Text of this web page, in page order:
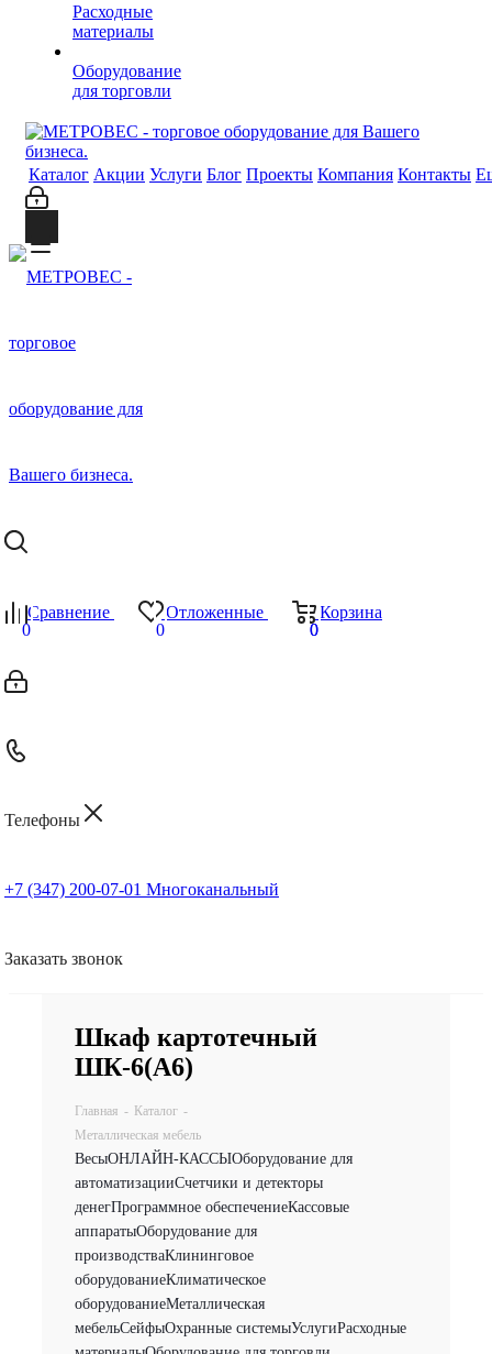
Расходные
материалы
Оборудование
для торговли
Каталог Акции Услуги Блог Проекты Компания Контакты
Сравнение
0
Отложенные
0
Корзина
0
0
Телефоны
+7 (347) 200-07-01 Многоканальный
Заказать звонок
Шкаф картотечный
ШК-6(A6)
Главная - Каталог -
Металлическая мебель
ВесыОНЛАЙН-КАССЫОборудование для
автоматизацииСчетчики и детекторы
денегПрограммное обеспечениеКассовые
аппаратыОборудование для
производстваКлининговое
оборудованиеКлиматическое
оборудованиеМеталлическая
мебельСейфыОхранные системыУслугиРасходные